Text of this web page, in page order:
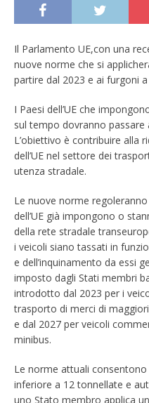
Il Parlamento UE,con una
nuove norme che si
partire dal 2023 e ai furgoni
I Paesi dell’UE che
sul tempo dovranno passare
L’obiettivo è contribuire alla
dell’UE nel settore dei
utenza stradale.
Le nuove norme
dell’UE già impongono o
della rete stradale
i veicoli siano tassati in
e dell’inquinamento da essi
imposto dagli Stati membri
introdotto dal 2023 per i
trasporto di merci di
e dal 2027 per veicoli
minibus.
Le norme attuali
inferiore a 12 tonnellate e
uno Stato membro applica